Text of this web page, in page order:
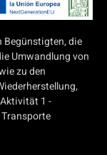
Begünstigten, die
Umwandlung von
zu den
1 -